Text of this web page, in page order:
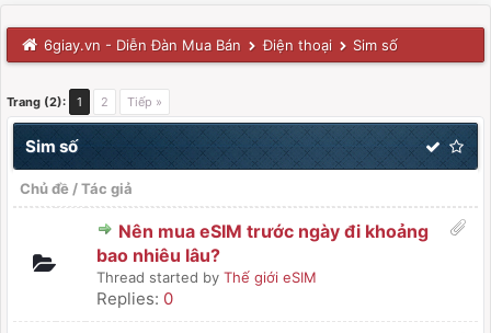
6giay.vn - Diễn Đàn Mua Bán Điện thoại Sim số
Trang (2): 1 2 Tiếp »
Sim số
Chủ đề /Tác giả
Nên mua eSIM trước ngày đi khoảng
bao nhiêu lâu?
Thread started by Thế giới eSIM
Replies: 0